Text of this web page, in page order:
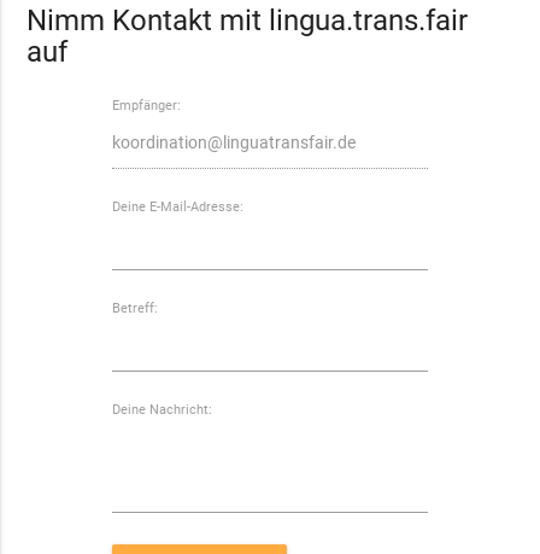
Nimm Kontakt mit lingua.trans.fair
auf
Empfänger:
Deine E-Mail-Adresse:
Betreff:
Deine Nachricht: